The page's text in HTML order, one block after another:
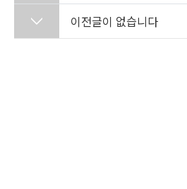
이전글이 없습니다